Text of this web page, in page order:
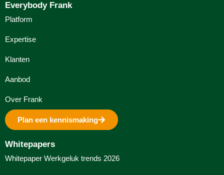
Everybody Frank
Platform
Expertise
Klanten
Aanbod
Over Frank
Plan een kennismaking
Whitepapers
Whitepaper Werkgeluk trends 2026